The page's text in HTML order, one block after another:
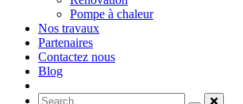
Pompe à chaleur
Nos travaux
Partenaires
Contactez nous
Blog